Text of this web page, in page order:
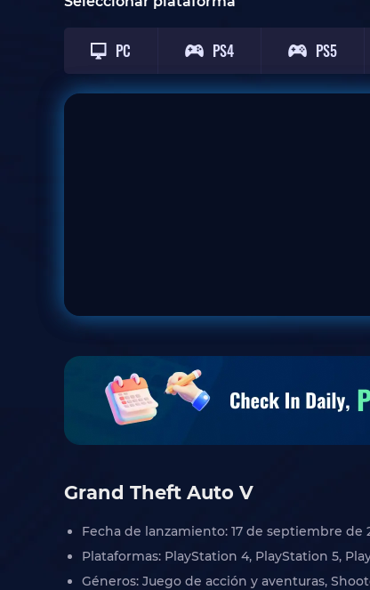
PC PS4 PS5
Grand Theft Auto V
Fecha de lanzamiento: 17 de septiembre de
Plataformas: PlayStation 4, PlayStation 5,
Géneros: Juego de acción y aventuras,